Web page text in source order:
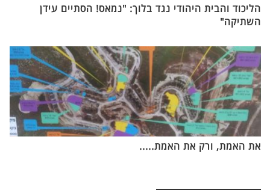
הליכוד והבית היהודי נגד בלוך: "נמאס! הסתיים עידן
השתיקה"
את האמת, ורק את האמת.....